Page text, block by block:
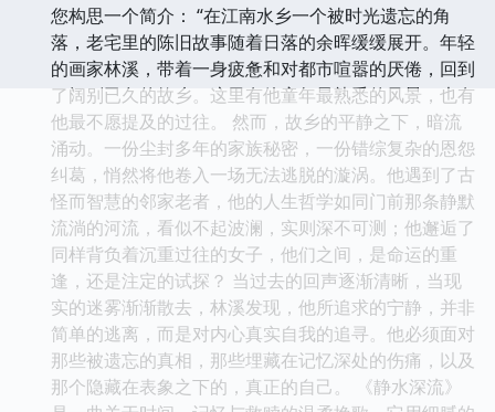
您构思一个简介： “在江南水乡一个被时光遗忘的角
落，老宅里的陈旧故事随着日落的余晖缓缓展开。年轻
的画家林溪，带着一身疲惫和对都市喧嚣的厌倦，回到
了阔别已久的故乡。这里有他童年最熟悉的风景，也有
他最不愿提及的过往。 然而，故乡的平静之下，暗流
涌动。一份尘封多年的家族秘密，一份错综复杂的恩怨
纠葛，悄然将他卷入一场无法逃脱的漩涡。他遇到了古
怪而智慧的邻家老者，他的人生哲学如同门前那条静默
流淌的河流，看似不起波澜，实则深不可测；他邂逅了
同样背负着沉重过往的女子，他们之间，是命运的重
逢，还是注定的试探？ 当过去的回声逐渐清晰，当现
实的迷雾渐渐散去，林溪发现，他所追求的宁静，并非
简单的逃离，而是对内心真实自我的追寻。他必须面对
那些被遗忘的真相，那些埋藏在记忆深处的伤痛，以及
那个隐藏在表象之下的，真正的自己。 《静水深流》